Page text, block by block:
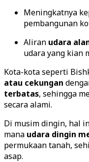
Meningkatnya
pembangunan
Aliran udara
udara yang kian
Kota-kota seperti
atau cekungan
terbatas, sehingga
secara alami.
Di musim dingin, hal
mana udara dingin
permukaan tanah,
asap.